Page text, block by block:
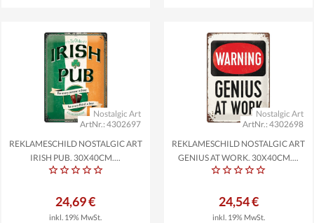
ArtNr.: 4302697
Nostalgic Art
REKLAMESCHILD NOSTALGIC ART
IRISH PUB, 30X40CM,...
24,69 €
inkl. 19% MwSt.
ArtNr.: 4302698
Nostalgic Art
REKLAMESCHILD NOSTALGIC ART
GENIUS AT WORK, 30X40CM,...
24,54 €
inkl. 19% MwSt.